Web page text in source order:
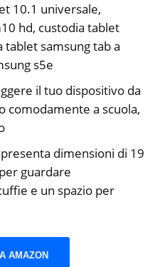
10.1 universale,
hd, custodia tablet
tablet samsung tab a
s5e
il tuo dispositivo da
comodamente a scuola,
dimensioni di 19
guardare
e un spazio per
AMAZON